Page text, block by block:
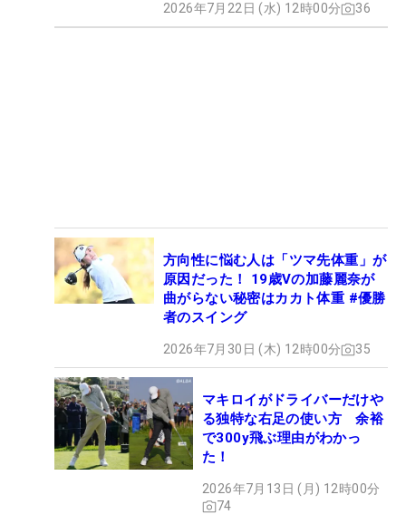
2026年7月22日 (水) 12時00分 36
方向性に悩む人は「ツマ先体重」が
原因だった！ 19歳Vの加藤麗奈が
曲がらない秘密はカカト体重 #優勝
者のスイング
2026年7月30日 (木) 12時00分 35
マキロイがドライバーだけや
る独特な右足の使い方 余裕
で300y飛ぶ理由がわかっ
た！
2026年7月13日 (月) 12時00分
74